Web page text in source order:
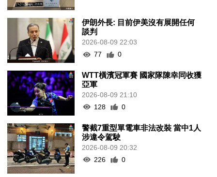
伊朗外長: 目前伊美沒有展開任何
談判
2026-08-09 22:03
77
0
WTT橫濱冠軍賽 國家隊陳幸同收獲
亞軍
2026-08-09 21:10
128
0
警截7重型單電車非法改裝 當中1人
涉違令駕駛
2026-08-09 20:32
226
0